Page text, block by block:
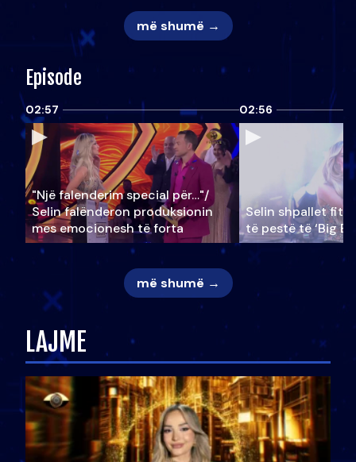
më shumë →
Episode
02:57
"Një falenderim special për…"/
Selin falënderon produksionin
mes emocionesh të forta
02:56
Selin shpallet
të pestë të ‘Big
më shumë →
LAJME